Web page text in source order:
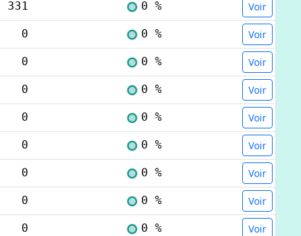
331 0 % Voir
0 0 % Voir
0 0 % Voir
0 0 % Voir
0 0 % Voir
0 0 % Voir
0 0 % Voir
0 0 % Voir
0 0 % Voir